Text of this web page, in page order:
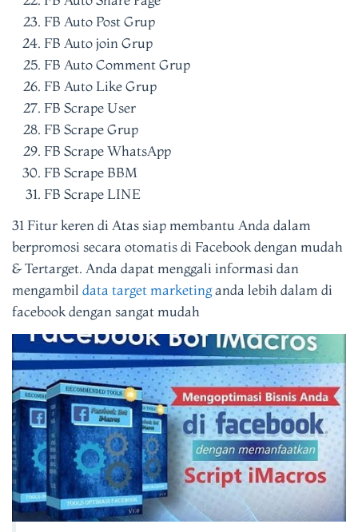
FB Auto Post Grup
FB Auto join Grup
FB Auto Comment Grup
FB Auto Like Grup
FB Scrape User
FB Scrape Grup
FB Scrape WhatsApp
FB Scrape BBM
FB Scrape LINE
31 Fitur keren di Atas siap membantu Anda dalam
berpromosi secara otomatis di Facebook dengan mudah
& Tertarget. Anda dapat menggali informasi dan
mengambil data target marketinganda lebih dalam di
facebook dengan sangat mudah